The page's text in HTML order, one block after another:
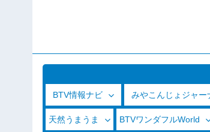
BTV情報ナビ みやこんじょジャー
天然うまうま BTVワンダフルWorld